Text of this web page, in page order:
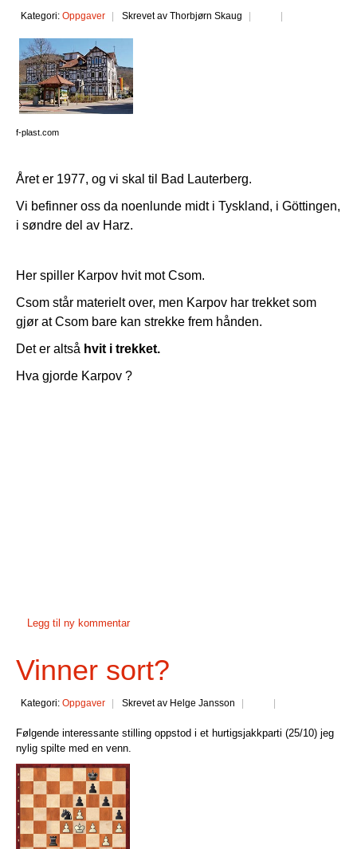
Kategori: Oppgaver Skrevet av Thorbjørn Skaug
f-plast.com
Året er 1977, og vi skal til Bad Lauterberg.
Vi befinner oss da noenlunde midt i Tyskland, i Göttingen,
i søndre del av Harz.
Her spiller Karpov hvit mot Csom.
Csom står materielt over, men Karpov har trekket som
gjør at Csom bare kan strekke frem hånden.
Det er altså hvit i trekket.
Hva gjorde Karpov ?
Legg til ny kommentar
Vinner sort?
Kategori: Oppgaver Skrevet av Helge Jansson
Følgende interessante stilling oppstod i et hurtigsjakkparti (25/10) jeg
nylig spilte med en venn.